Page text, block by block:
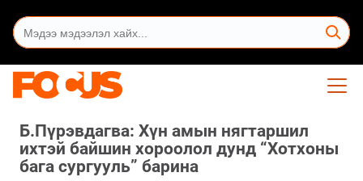
Б.Пүрэвдагва: Хүн амын нягтаршил
ихтэй байшин хороолол дунд “Хотхоны
бага сургууль” барина